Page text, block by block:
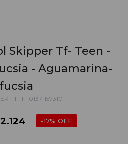
Skipper Tf- Teen -
- Aguamarina-
fucsia
TF-T-10137-157310
2.124 17